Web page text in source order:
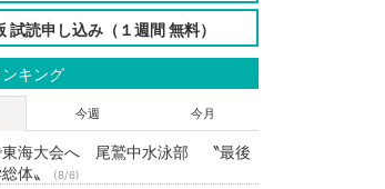
試読申し込み（１週間 無料）
キング
今週 今月
東海大会へ 尾鷲中水泳部 〝最後
体〟
(8/6)